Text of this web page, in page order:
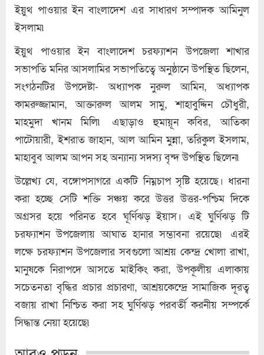
ইয়ুথ পাওয়ার ইন বাংলাদেশ এর সাধারণ সম্পাদক আমিনুল
ইসলাম৷
ইয়ুথ পাওয়ার ইন বাংলাদেশ চরফ্যাশন উপজেলা শাখার
সভাপতি মনির আসলামির সভাপতিত্বে অনুষ্ঠানে উপস্থিত ছিলেন,
সংগঠনটির উপদেষ্টা- অধ্যাপক নুরুল আমিন, অধ্যাপক
কামরুজ্জামান, আক্তারুল আলম সামু, শাহাবুদ্দিন চৌধুরী,
মাহমুদা খানম মিলি৷ এছাড়াও হুমায়ূন কবির, আতিকা
পাটোয়ারী, ইশরাত জাহান, আল আমিন মুন্না, তরিকুল ইসলাম,
মাহাবুব আলম আপন সহ অন্যান্য সদস্য বৃন্দ উপস্থিত ছিলেন৷
উল্লেখ্য যে, বঙ্গোপসাগরে একটি নিম্নচাপ সৃষ্টি হয়েছে। ধারনা
করা হচ্ছে সেটি শক্তি সঞ্চয় করে উত্তর উত্তর-পশ্চিম দিকে
অগ্রসর হয়ে পরিনত হবে ঘূর্ণিঝড় ইয়াস। এই ঘুর্ণিঝড় টি
চরফ্যাশন উপজেলায় আঘাত হানার সম্ভাবনা রয়েছে৷ এরই
লক্ষে চরফ্যাশন উপজেলার সবগুলো আশ্রয় কেন্দ্র খোলা রাখা,
মানুষকে নিরাপদে আসতে মাইকিং করা, উপকূলীয় এলাকায়
সচেতনতা বৃদ্ধির প্রচার প্রচারণা, আশ্রয়কেন্দ্রে সামাজিক দূরত্ব
বজায় রাখা নিশ্চিত করা সহ ঘুর্ণিঝড় পরবর্তী করনীয় সম্পর্কে
সিদ্ধান্ত নেয়া হয়েছে৷